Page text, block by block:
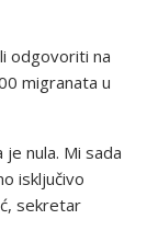
odgovoriti na
migranata u
je nula. Mi sada
isključivo
sekretar